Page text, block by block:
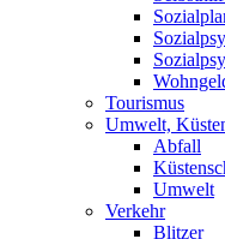
Tourismus
Umwelt,
Abfall
Umwelt
Verkehr
Blitzer